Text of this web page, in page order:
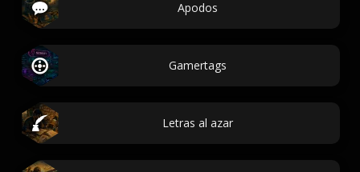
Apodos
Gamertags
Letras al azar